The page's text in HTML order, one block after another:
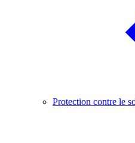
Protection contre le